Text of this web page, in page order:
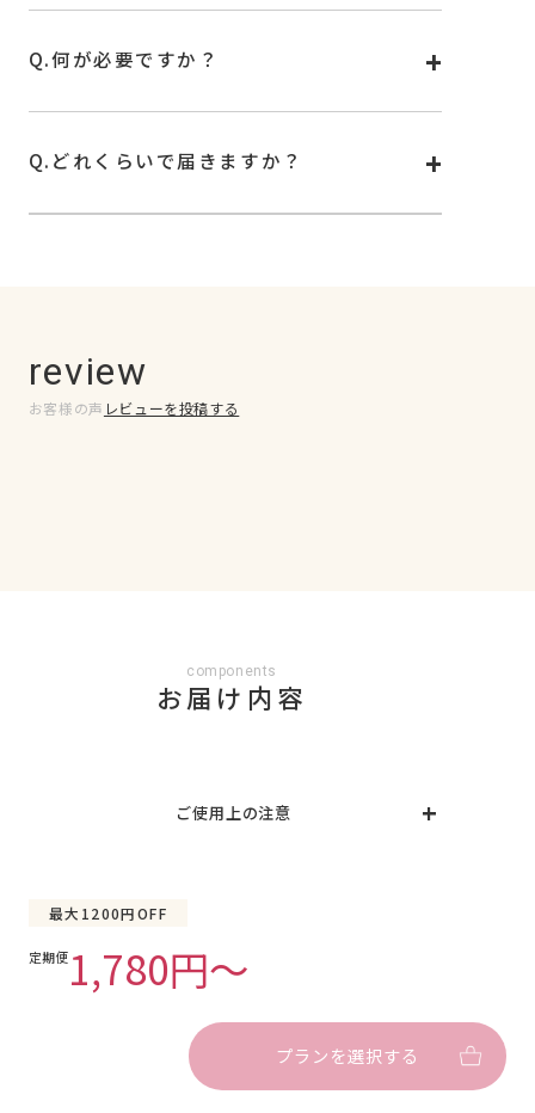
で外せます。詳しい使い方はこちらをご覧くださ
Q.何が必要ですか？
お手持ちのUV/LEDランプもお使いいただけます。
Q. どれくらいで届きますか？
す。お住まいの地域や配送状況によっては、 お届
review
お客様の声 レビューを投稿する
components
お届け内容
ご使用上の注意
化して使用できなくなる場合があります。
がありますが、手のひらで温めていただくと柔らかく
なります。
弱くなります。ご使用前はせっけんで手をよく洗い、
アルコールパッドなどで爪と指の油分をしっかりふき
取ってください。また、接着面をできるだけ指で触ら
最大1200円OFF
定期便1,780円〜
プランを選択する